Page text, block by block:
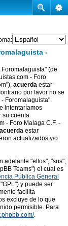
-
(de
- Foro
acuerda estar
por favor no se
Foromalaguista".
intentaríamos
su cuenta
- Foro Malaga C.F. -
acuerda estar
actualizados y/o
adelante "ellos", "sus",
Teams") el cual es
Pública General
y puede ser
facilita
excluye de lo que
permisible. Para
.